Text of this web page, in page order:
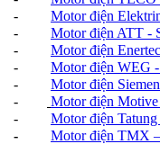
- Motor điện
- Motor điện ATT -
- Motor điện
- Motor điện WEG
- Motor điện
-
Motor điện
- Motor điện Tatung
- Motor điện TMX